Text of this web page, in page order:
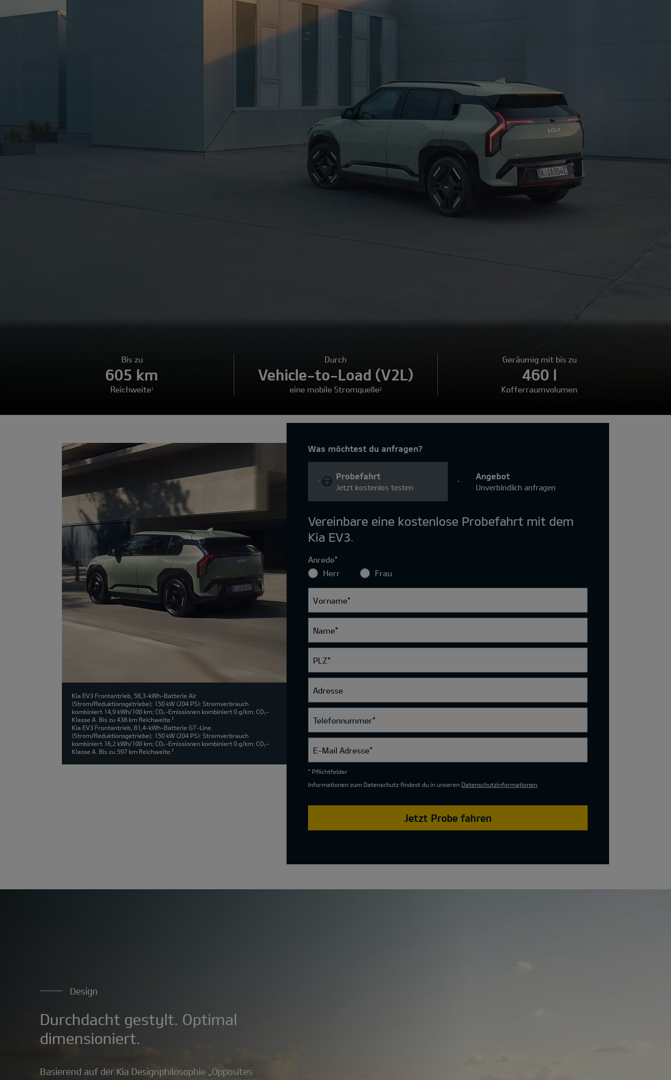
Bis zu
605 km
Reichweite1
Durch
Vehicle-to-Load (V2L)
eine mobile Stromquelle2
Geräumig mit bis zu
460 l
Kofferraumvolumen
Modell
wählen:
Kia EV3 Frontantrieb, 58,3-kWh-Batterie Air
(Strom/Reduktionsgetriebe); 150 kW (204 PS): Stromverbrauch
kombiniert 14,9 kWh/100 km; CO₂-Emissionen kombiniert 0 g/km; CO₂-
Klasse A. Bis zu 438 km Reichweite. 2
Kia EV3 Frontantrieb, 81,4-kWh-Batterie GT-Line
(Strom/Reduktionsgetriebe); 150 kW (204 PS): Stromverbrauch
kombiniert 16,2 kWh/100 km; CO₂-Emissionen kombiniert 0 g/km; CO₂-
Klasse A. Bis zu 597 km Reichweite. 2
Was möchtest du anfragen?
Probefahrt
Jetzt kostenlos testen
Angebot
Unverbindlich anfragen
Vereinbare eine kostenlose Probefahrt mit dem
Kia EV3.
Anrede*
Herr
Frau
Vorname*
Name*
PLZ*
Adresse
Telefonnummer*
E-Mail Adresse*
* Pflichtfelder
Informationen zum Datenschutz findest du in unseren Datenschutzinformationen
Jetzt Probe fahren
Design
Durchdacht gestylt. Optimal
dimensioniert.
Basierend auf der Kia Designphilosophie „Opposites